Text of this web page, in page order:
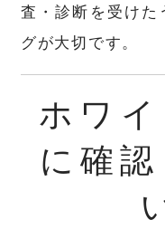
査・診断を受けた
グが大切です。
ホワ
に確